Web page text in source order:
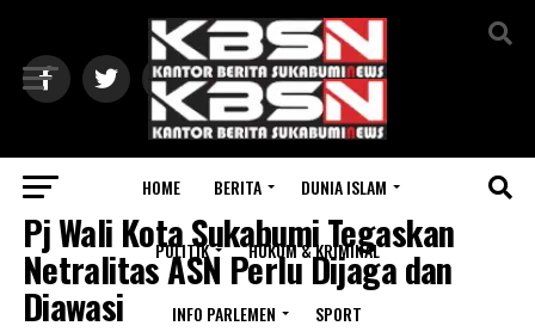
HOME BERITA DUNIA ISLAM
POLITIK HUKUM & KRIMINAL
INFO PARLEMEN SPORT
POLITIK
Pj Wali Kota Sukabumi Tegaskan
Netralitas ASN Perlu Dijaga dan
Diawasi
Exit mobile version